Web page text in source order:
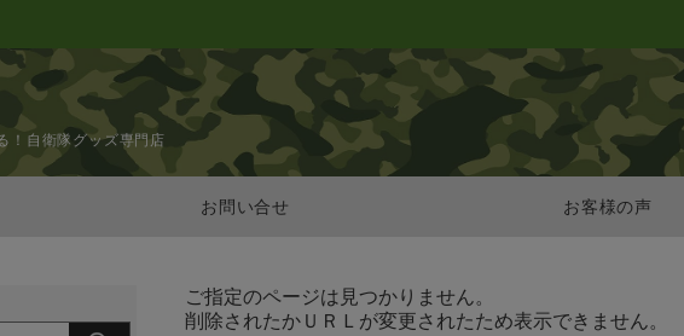
！ 自衛隊グッズ専門店
お問い合せ お客様の声
ご指定のページは見つかりません。
削除されたかＵＲＬが変更されたため表示できません。